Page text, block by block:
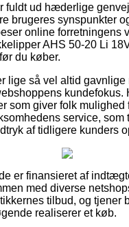
fuldt ud hæderlige
brugeres synspunkter
online forretningens
AHS 50-20 Li
du køber.
lige så vel altid gavnlige
kundefokus.
som giver folk mulighed
service, som
af tidligere kunders
er finansieret af
med diverse
tilbud, og tjener
realiserer et køb.